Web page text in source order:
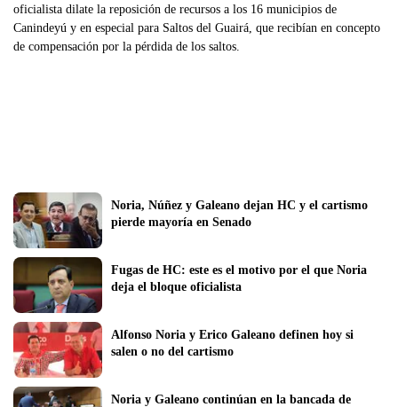
oficialista dilate la reposición de recursos a los 16 municipios de
Canindeyú y en especial para Saltos del Guairá, que recibían en concepto
de compensación por la pérdida de los saltos.
Noria, Núñez y Galeano dejan HC y el cartismo
pierde mayoría en Senado
Fugas de HC: este es el motivo por el que Noria
deja el bloque oficialista
Alfonso Noria y Erico Galeano definen hoy si
salen o no del cartismo
Noria y Galeano continúan en la bancada de